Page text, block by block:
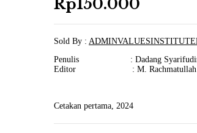
Rp150.000
Sold By :
Penulis : Dadang
Editor : M. Rachmatullah
Cetakan pertama, 2024